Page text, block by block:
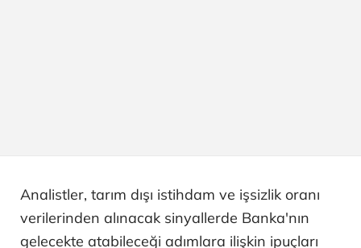
Analistler, tarım dışı istihdam ve işsizlik oranı
verilerinden alınacak sinyallerde Banka'nın
gelecekte atabileceği adımlara ilişkin ipuçları